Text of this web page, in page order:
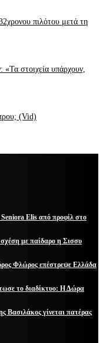
πιλότου μετά τη
στοιχεία υπάρχουν,
(Vid)
Elis από προφίλ στο
με παίδαρο η Σισσυ
Φλώρος επέστρεψε Ελλάδα
το διαδίκτυο: Η Δώρα
Βασιλάκος γίνεται πατέρας